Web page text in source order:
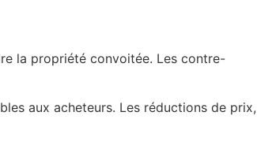
la propriété convoitée. Les contre-
aux acheteurs. Les réductions de prix,